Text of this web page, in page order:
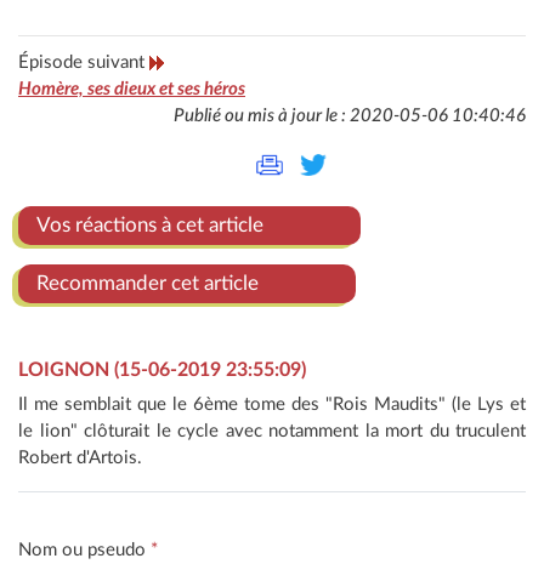
Épisode suivant
Homère, ses dieux et ses héros
Publié ou mis à jour le : 2020-05-06 10:40:46
Vos réactions à cet article
Recommander cet article
LOIGNON (15-06-2019 23:55:09)
Il me semblait que le 6ème tome des "Rois Maudits" (le Lys et
le lion" clôturait le cycle avec notamment la mort du truculent
Robert d'Artois.
Nom ou pseudo *